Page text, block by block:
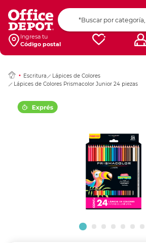
Ingresa tu
Código postal
Escritura
Lápices de Colores
Lápices de Colores Prismacolor Junior 24 piezas